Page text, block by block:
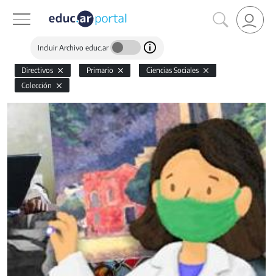
Incluir Archivo educ.ar
Directivos Primario
Ciencias Sociales
Colección